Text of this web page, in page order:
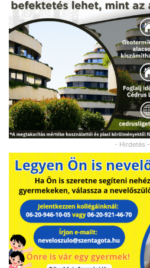
- Hirdetés -